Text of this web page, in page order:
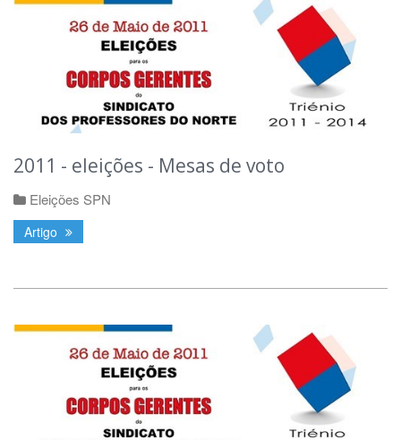
2011 - eleições - Mesas de voto
Eleições SPN
Artigo